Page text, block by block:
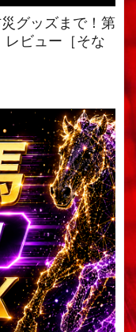
グッズまで！第
ビュー［そな